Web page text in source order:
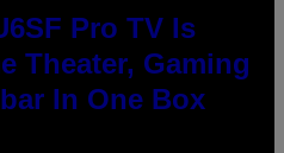
Pro TV Is
Theater, Gaming
In One Box